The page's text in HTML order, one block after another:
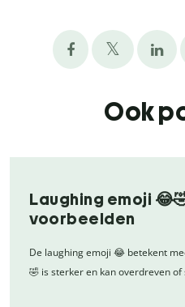
Ook
Laughing emoji
voorbeelden
De laughing emoji 😂 betekent
🤣 is sterker en kan overdreven